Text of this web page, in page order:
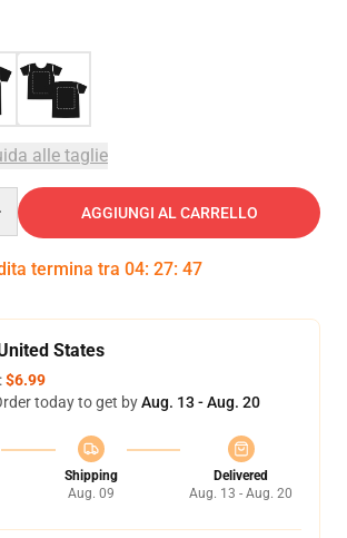
alle taglie
AGGIUNGI AL CARRELLO
termina tra 04: 27: 47
States
$6.99
today to get byAug. 13 - Aug. 20
Shipping
Aug. 09
Delivered
Aug. 13 - Aug. 20